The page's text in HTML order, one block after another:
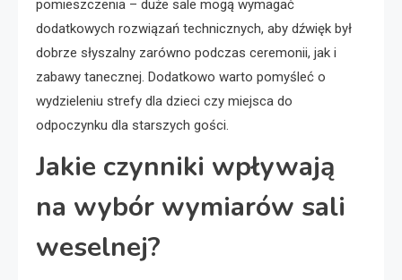
pomieszczenia – duże sale mogą wymagać
dodatkowych rozwiązań technicznych, aby dźwięk był
dobrze słyszalny zarówno podczas ceremonii, jak i
zabawy tanecznej. Dodatkowo warto pomyśleć o
wydzieleniu strefy dla dzieci czy miejsca do
odpoczynku dla starszych gości.
Jakie czynniki wpływają
na wybór wymiarów sali
weselnej?